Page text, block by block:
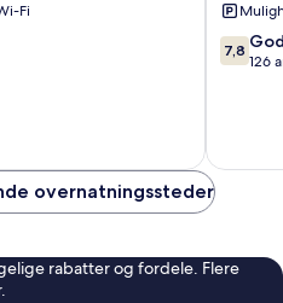
Fi
1850
7.8
ud
7,8
126
overnatningssteder
rabatter og fordele. Flere